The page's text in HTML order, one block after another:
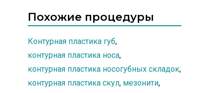
Похожие процедуры
Контурная пластика губ,
контурная пластика носа,
контурная пластика носогубных складок,
контурная пластика скул, мезонити,